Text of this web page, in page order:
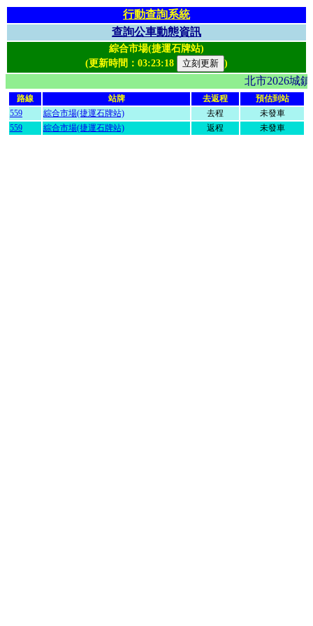
行動查詢系統
查詢公車動態資訊
綜合市場(捷運石牌站)
(更新時間： 03:23:18 )
北市2026
路線 站牌 去返程
預估到站
559
綜合市場(捷運石牌站) 去程
未發車
559
綜合市場(捷運石牌站) 返程 未發車